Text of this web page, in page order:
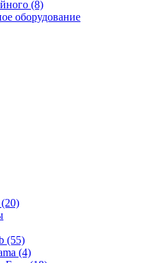
(8)
оборудование
(55)
(4)